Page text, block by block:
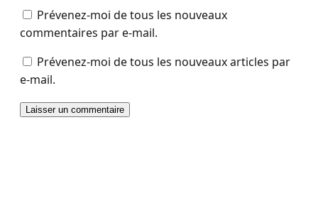
Prévenez-moi de tous les nouveaux
commentaires par e-mail.
Prévenez-moi de tous les nouveaux articles par
e-mail.